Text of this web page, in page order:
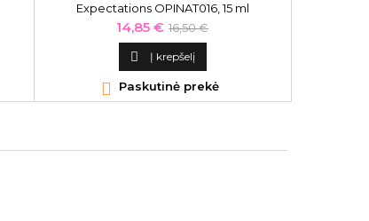
Expectations OPINAT016, 15 ml
Kaina
14,85 € Bazinė
kaina
16,50 €
 Į krepšelį
 Paskutinė prekė